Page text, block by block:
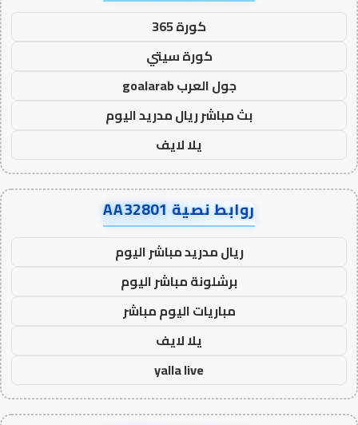
كورة 365
كورة سيتي
جول العرب goalarab
بث مباشر ريال مدريد اليوم
يلا لايف
روابط نصية AA32801
ريال مدريد مباشر اليوم
برشلونة مباشر اليوم
مباريات اليوم مباشر
يلا لايف
yalla live